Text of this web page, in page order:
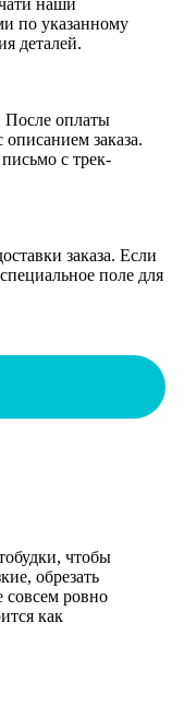
по указанному
деталей.
После оплаты
заказа.
с трек-
заказа. Если
поле для
чтобы
обрезать
совсем ровно
как